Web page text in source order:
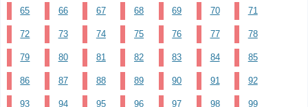
65 66 67 68 69 70 71
72 73 74 75 76 77 78
79 80 81 82 83 84 85
86 87 88 89 90 91 92
93 94 95 96 97 98 99